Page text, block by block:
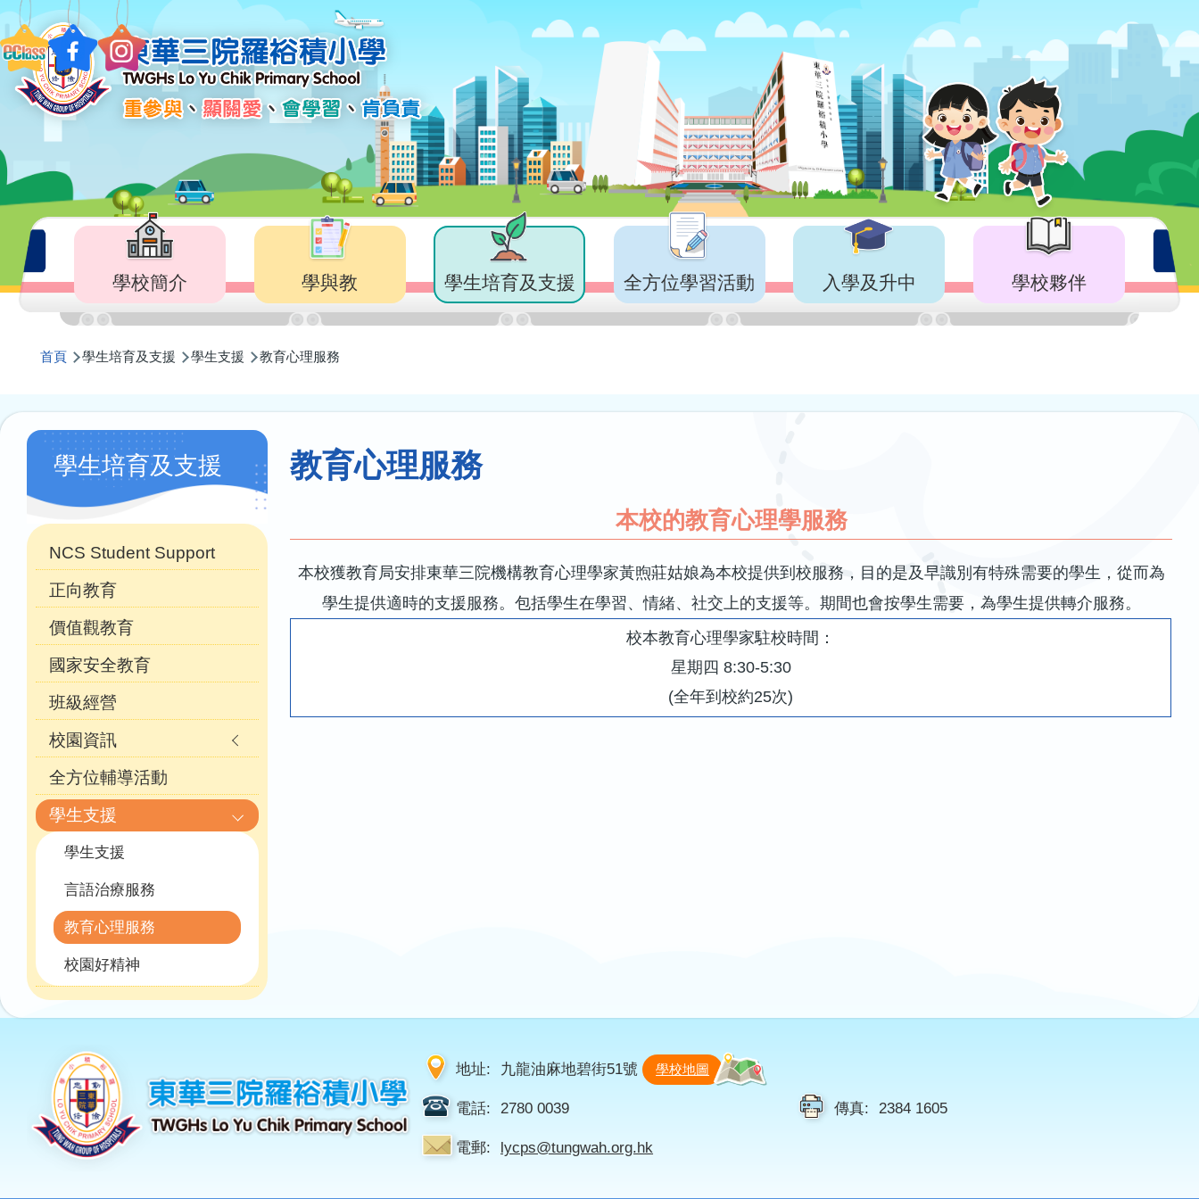
移至主內容
Main
navigation
學校簡介 學與教 學生培育及支援 全方位學習活動 入學及升中 學校夥伴
導
航
連
結
首頁 學生培育及支援 學生支援 教育心理服務
教育心理服務
本校的教育心理學服務
本校獲教育局安排東華三院機構教育心理學家黃煦莊姑娘為本校提供到校服務，目的是及早識別有特殊需要的學生，從而為
學生提供適時的支援服務。包括學生在學習、情緒、社交上的支援等。期間也會按學生需要，為學生提供轉介服務。
校本教育心理學家駐校時間：
星期四 8:30-5:30
(全年到校約25次)
Main
navigation
(自
訂)
學生培育及支援
NCS Student Support
正向教育
價值觀教育
國家安全教育
班級經營
校園資訊
全方位輔導活動
學生支援
學生支援
言語治療服務
教育心理服務
校園好精神
地址: 九龍油麻地碧街51號 學校地圖
電話: 2780 0039 傳真: 2384 1605
電郵: lycps@tungwah.org.hk